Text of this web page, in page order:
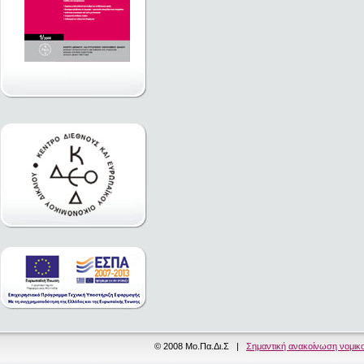
© 2008 Μο.Πα.Δι.Σ | Σημαντική ανακοίνωση